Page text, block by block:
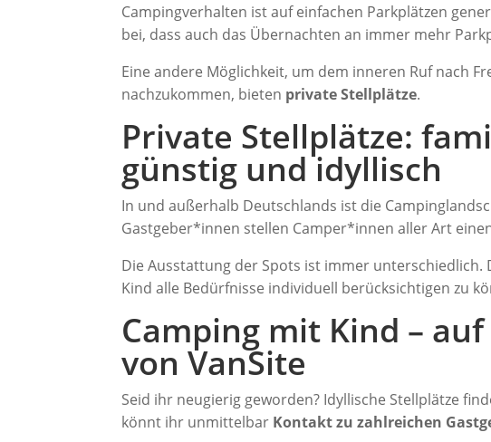
Campingverhalten ist auf einfachen Parkplätzen
bei, dass auch das Übernachten an immer mehr
Eine andere Möglichkeit, um dem inneren Ruf nach
nachzukommen, bieten private Stellplätze.
Private Stellplätze:
günstig und idyllisch
In und außerhalb Deutschlands ist die
Gastgeber*innen stellen Camper*innen aller Art
Die Ausstattung der Spots ist immer
Kind alle Bedürfnisse individuell berücksichtigen zu
Camping mit Kind –
von VanSite
Seid ihr neugierig geworden? Idyllische Stellplätze
könnt ihr unmittelbar Kontakt zu zahlreichen